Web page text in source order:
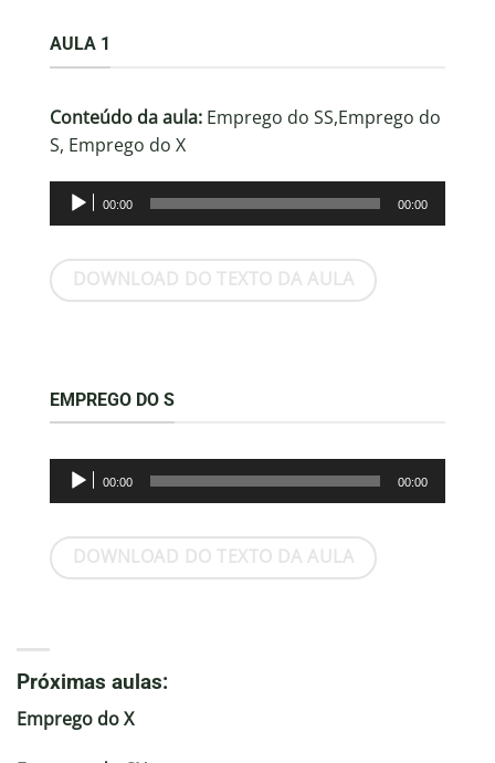
AULA 1
Conteúdo da aula: Emprego do SS,Emprego do
S, Emprego do X
Tocador
de
00:00 00:00
DOWNLOAD DO TEXTO DA AULA
EMPREGO DO S
Tocador
de
00:00 00:00
DOWNLOAD DO TEXTO DA AULA
Próximas aulas:
Emprego do X